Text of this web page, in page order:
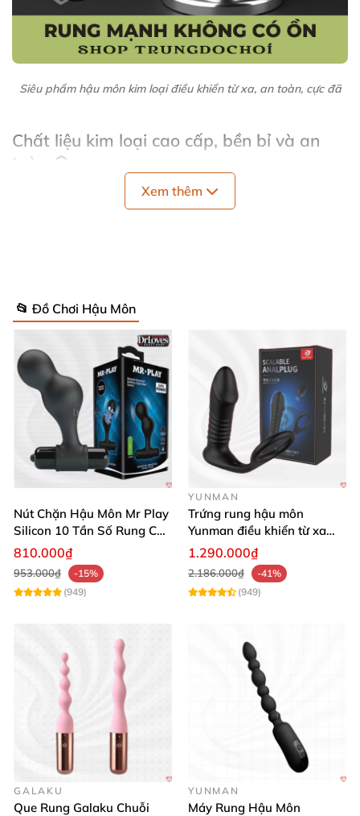
Siêu phẩm hậu môn kim loại điều khiển từ xa, an toàn, cực đã
Chất liệu kim loại cao cấp, bền bỉ và an
toàn 💎
Sản phẩm được chế tác 100% từ kim loại thép không
khả năng chống gỉ hiệu quả, bạn không phải lo lắng
về sự hao mòn hay hỏng hóc theo thời gian.
Siêu phẩm hậu môn kim loại điều khiển từ xa, an toàn, cực đã
Tính năng điều khiển từ xa hiện đại cùng
Xem thêm
📂 Đồ Chơi Hậu Môn
Nút Chặn Hậu Môn Mr Play
Silicon 10 Tần Số Rung Cao
Cấp
810.000₫
953.000₫
-15%
(949)
YUNMAN
Trứng rung hậu môn
Yunman điều khiển từ xa
siêu mạnh mại mại
1.290.000₫
2.186.000₫
-41%
(949)
GALAKU
Que Rung Galaku Chuỗi
YUNMAN
Máy Rung Hậu Môn